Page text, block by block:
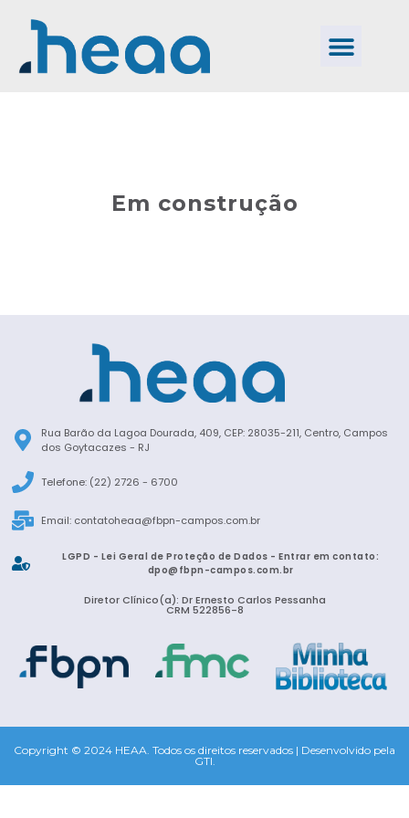
Em construção
Rua Barão da Lagoa Dourada, 409, CEP: 28035-211, Centro, Campos
dos Goytacazes - RJ
Telefone: (22) 2726 - 6700
Email: contatoheaa@fbpn-campos.com.br
LGPD - Lei Geral de Proteção de Dados - Entrar em contato:
dpo@fbpn-campos.com.br
Diretor Clínico(a): Dr Ernesto Carlos Pessanha
CRM 522856-8
Copyright © 2024 HEAA. Todos os direitos reservados | Desenvolvido pela
GTI.